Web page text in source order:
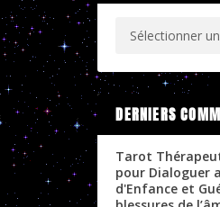
DERNIERS
Tarot
pour Dialoguer
d'Enfance et